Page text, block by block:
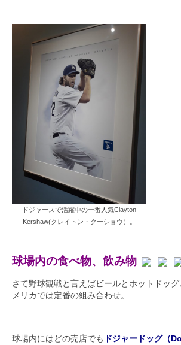
ドジャースで活躍中の一番人気Clayton
Kershaw(クレイトン・クーショウ）。
球場内の食べ物、飲み物
さて野球観戦と言えばビールとホットドッ
メリカでは定番の組み合わせ。
球場内にはどの売店でも ドジャードッグ（